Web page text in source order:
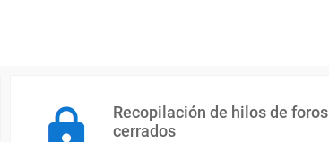
Recopilación de hilos de foros
cerrados